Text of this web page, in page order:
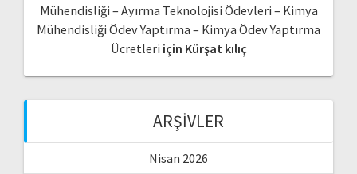
Mühendisliği – Ayırma Teknolojisi Ödevleri – Kimya
Mühendisliği Ödev Yaptırma – Kimya Ödev Yaptırma
Ücretleri için Kürşat kılıç
ARŞIVLER
Nisan 2026